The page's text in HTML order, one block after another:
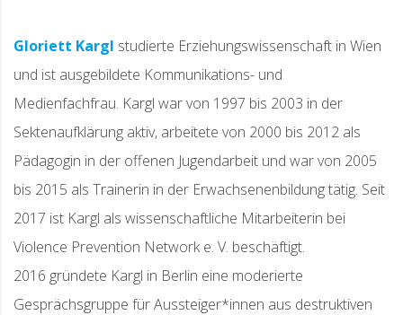
Gloriett Kargl studierte Erziehungswissenschaft in Wien
und ist ausgebildete Kommunikations- und
Medienfachfrau. Kargl war von 1997 bis 2003 in der
Sektenaufklärung aktiv, arbeitete von 2000 bis 2012 als
Pädagogin in der offenen Jugendarbeit und war von 2005
bis 2015 als Trainerin in der Erwachsenenbildung tätig. Seit
2017 ist Kargl als wissenschaftliche Mitarbeiterin bei
Violence Prevention Network e. V. beschäftigt.
2016 gründete Kargl in Berlin eine moderierte
Gesprächsgruppe für Aussteiger*innen aus destruktiven